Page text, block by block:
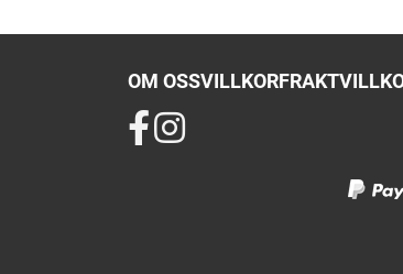
OM OSSVILLKOR